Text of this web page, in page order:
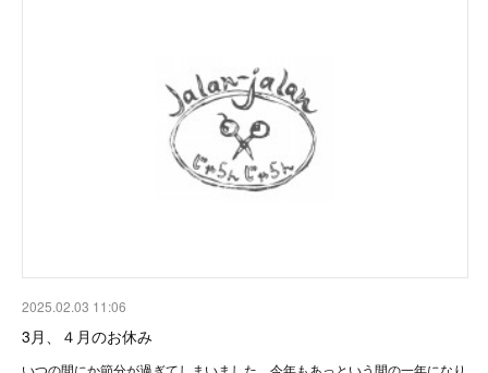
2025.02.03 11:06
3月、４月のお休み